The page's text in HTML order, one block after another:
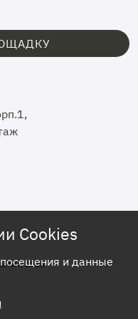
2026
Cookies
посещения и данные